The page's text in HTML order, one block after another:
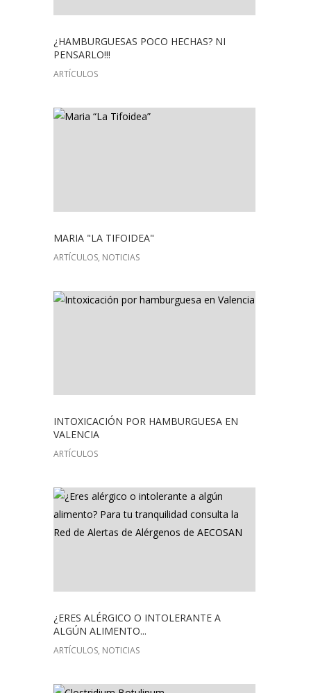
¿HAMBURGUESAS POCO HECHAS? NI
PENSARLO!!!
ARTÍCULOS
MARIA "LA TIFOIDEA"
ARTÍCULOS, NOTICIAS
INTOXICACIÓN POR HAMBURGUESA EN
VALENCIA
ARTÍCULOS
¿ERES ALÉRGICO O INTOLERANTE A
ALGÚN ALIMENTO...
ARTÍCULOS, NOTICIAS